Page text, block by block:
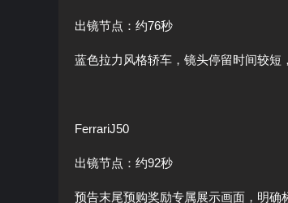
出镜节点：约76秒
蓝色拉力风格轿车，镜头停留时间较短
FerrariJ50
出镜节点：约92秒
预告末尾预购奖励专属展示画面，明确